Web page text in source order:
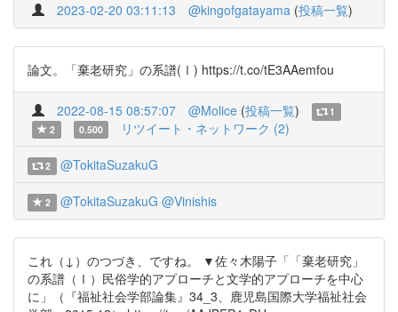
2023-02-20 03:11:13 @kingofgatayama (投稿一覧)
論文。「棄老研究」の系譜(Ⅰ) https://t.co/tE3AAemfou
2022-08-15 08:57:07 @Molice (投稿一覧)
1
2
0.500 リツイート・ネットワーク (2)
2 @TokitaSuzakuG
2 @TokitaSuzakuG @Vinishis
これ（↓）のつづき、ですね。 ▼佐々木陽子「「棄老研究」
の系譜（Ⅰ）民俗学的アプローチと文学的アプローチを中心
に」（『福祉社会学部論集』34_3、鹿児島国際大学福祉社会